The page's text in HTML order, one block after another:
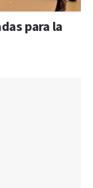
para la